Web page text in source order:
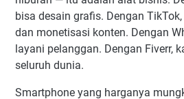
bisa desain grafis. Dengan
dan monetisasi konten. Dengan
layani pelanggan. Dengan Fiverr,
seluruh dunia.
Smartphone yang harganya